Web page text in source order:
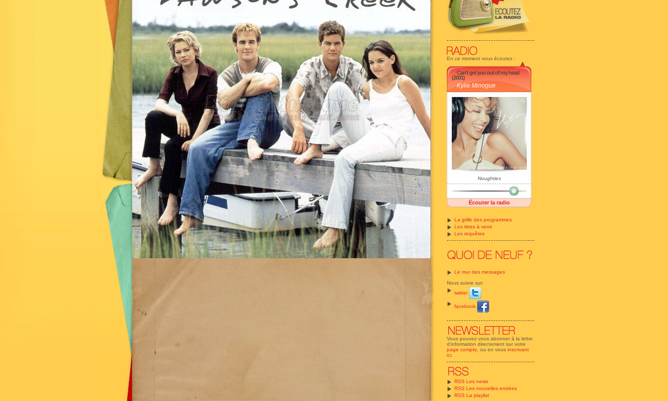
En ce moment vous écoutez :
Can't get you out of my head
(2001)
Kylie Minogue
Noughties
Écouter la radio
La grille des programmes
Les titres à venir
Les requêtes
Le mur des messages
Nous suivre sur:
twitter
facebook
Vous pouvez vous abonner à la lettre
d'information directement sur votre
page compte , ou en vous inscrivant
ici
RSS Les news
RSS Les nouvelles entrées
RSS La playlist